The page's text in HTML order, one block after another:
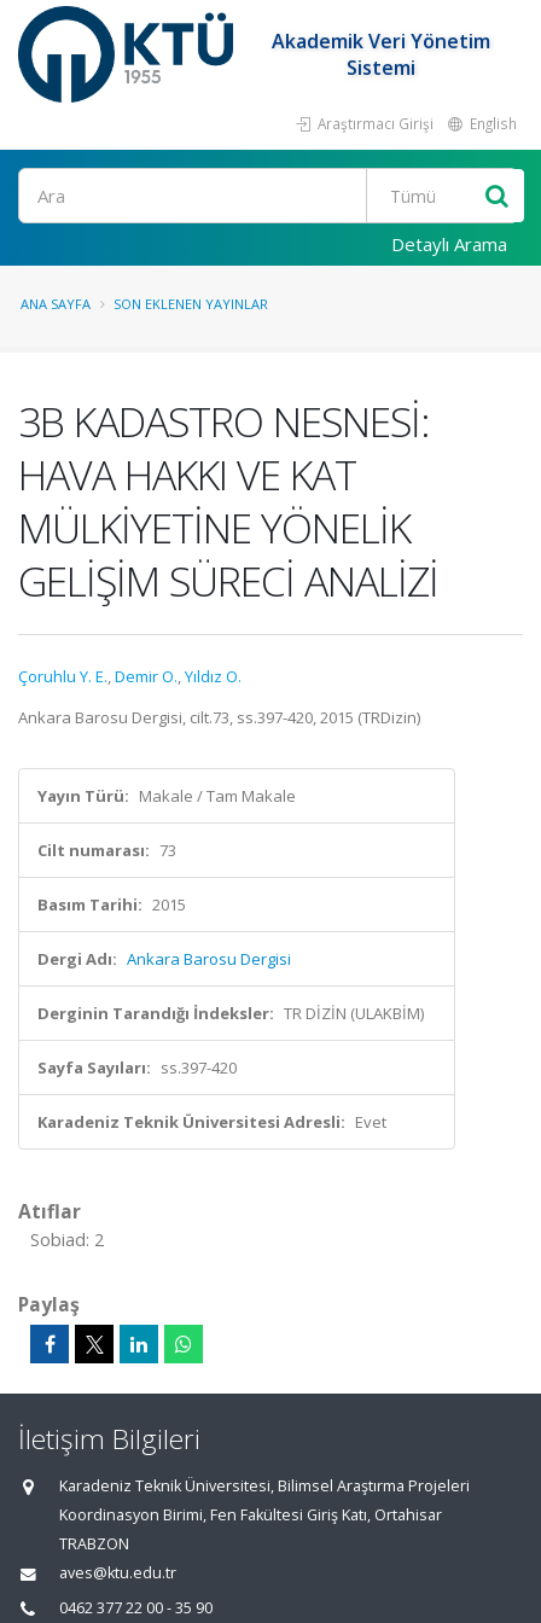
Akademik Veri Yönetim
Sistemi
Araştırmacı Girişi English
Ara
Detaylı Arama
ANA SAYFA SON EKLENEN YAYINLAR
3B KADASTRO NESNESİ:
HAVA HAKKI VE KAT
MÜLKİYETİNE YÖNELİK
GELİŞİM SÜRECİ ANALİZİ
Çoruhlu Y. E.,Demir O.,Yıldız O.
Ankara Barosu Dergisi, cilt.73, ss.397-420, 2015 (TRDizin)
Yayın Türü: Makale / Tam Makale
Cilt numarası: 73
Basım Tarihi: 2015
Dergi Adı: Ankara Barosu Dergisi
Derginin Tarandığı İndeksler: TR DİZİN (ULAKBİM)
Sayfa Sayıları: ss.397-420
Karadeniz Teknik Üniversitesi Adresli: Evet
Atıflar
Sobiad: 2
Paylaş
İletişim Bilgileri
Karadeniz Teknik Üniversitesi, Bilimsel Araştırma Projeleri
Koordinasyon Birimi, Fen Fakültesi Giriş Katı, Ortahisar
TRABZON
aves@ktu.edu.tr
0462 377 22 00 - 35 90